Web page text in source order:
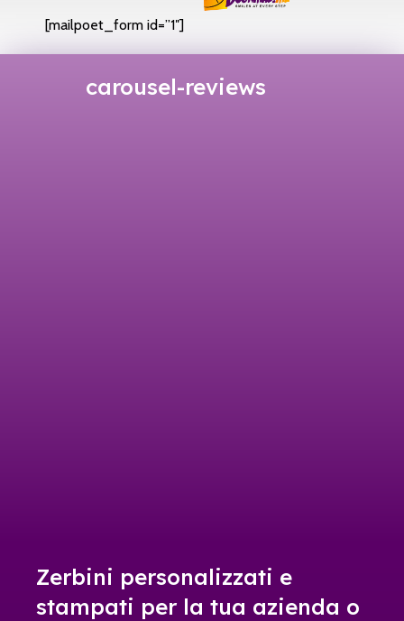
[mailpoet_form id=”1″]
carousel-reviews
Zerbini personalizzati e
stampati per la tua azienda o